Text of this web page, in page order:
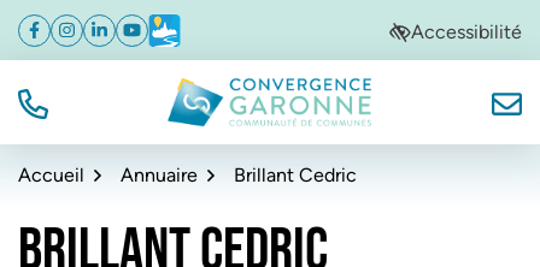
Aller
navigation
Aller
au
Aller
au
de
Facebook
(ouverture dans un nouvel onglet)
Instagram
(ouverture dans un nouvel onglet)
Linkedin
(ouverture dans un nouvel onglet)
YouTube
(ouverture dans un nouvel onglet)
Météo
(ouverture dans un nouvel onglet)Accessibilité
TÉL. Convergence Garonne
Accueil Annuaire Brillant Cedric
BRILLANT CEDRIC